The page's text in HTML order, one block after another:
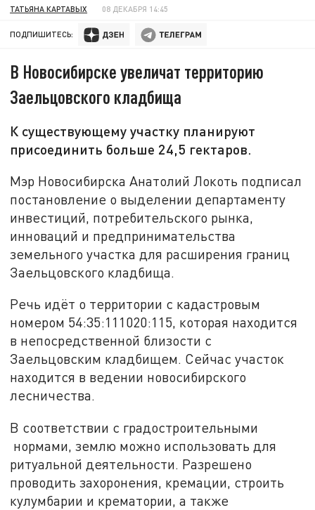
ТАТЬЯНА КАРТАВЫХ 08 ДЕКАБРЯ 14:45
ПОДПИШИТЕСЬ:
В Новосибирске увеличат территорию
Заельцовского кладбища
К существующему участку планируют
присоединить больше 24,5 гектаров.
Мэр Новосибирска Анатолий Локоть подписал
постановление о выделении департаменту
инвестиций, потребительского рынка,
инноваций и предпринимательства
земельного участка для расширения границ
Заельцовского кладбища.
Речь идёт о территории с кадастровым
номером 54:35:111020:115, которая находится
в непосредственной близости с
Заельцовским кладбищем. Сейчас участок
находится в ведении новосибирского
лесничества.
В соответствии с градостроительными
нормами, землю можно использовать для
ритуальной деятельности. Разрешено
проводить захоронения, кремации, строить
кулумбарии и крематории, а также